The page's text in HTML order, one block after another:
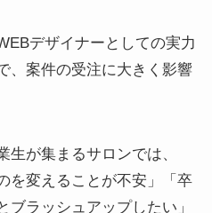
デザイナーとしての実力
、案件の受注に大きく影響
生が集まるサロンでは、
を変えることが不安」「卒
ラッシュアップしたい」